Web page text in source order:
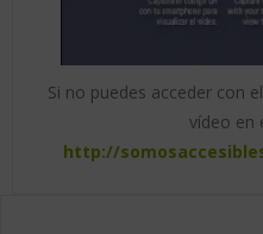
Si no puedes acceder con
vídeo en
http://